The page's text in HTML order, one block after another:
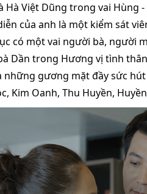
Hà Việt Dũng trong vai Hùng
của anh là một kiểm sát
có một vai người bà, người
Dần trong Hương vị tình
những gương mặt đầy sức
Kim Oanh, Thu Huyền,